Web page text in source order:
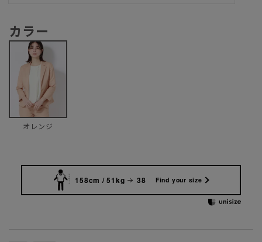
カラー
オレンジ
158cm / 51kg 38 Find your size